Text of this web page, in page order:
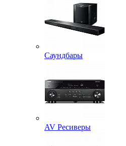
Саундбары
AV Ресиверы